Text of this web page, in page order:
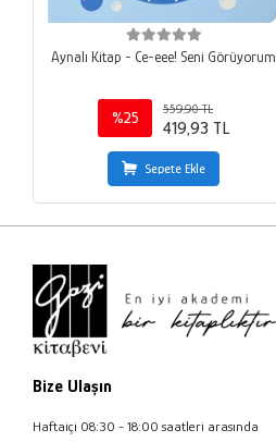
Aynalı Kitap - Ce-eee! Seni Görüyorum
%25
559,90 TL
419,93 TL
Sepete Ekle
Bize Ulaşın
Haftaiçi 08:30 - 18:00 saatleri arasında